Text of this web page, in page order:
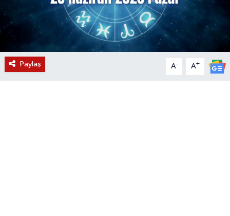
Paylaş A- A+
KÖPRÜBAŞI
SOMA
SOMA
TURGUTLU
YUNUSEMRE
YAZARLAR
MANİSA'NIN YÖRESEL LEZZETLERİ
MANİSA'YI KEŞFET